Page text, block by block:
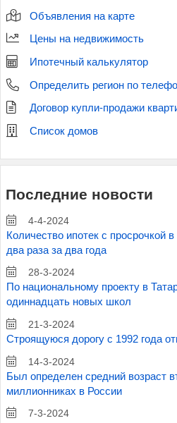
Объявления на карте
Цены на недвижимость
Ипотечный калькулятор
Определить регион по
Договор купли-продажи
Список домов
Последние новости
4-4-2024
Количество ипотек с просрочкой
два раза за два года
28-3-2024
По национальному проекту в
одиннадцать новых школ
21-3-2024
Строящуюся дорогу с 1992 года
14-3-2024
Был определен средний возраст
миллионниках в России
7-3-2024